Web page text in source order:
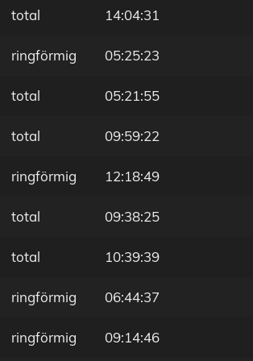
total 14:04:31
ringförmig 05:25:23
total 05:21:55
total 09:59:22
ringförmig 12:18:49
total 09:38:25
total 10:39:39
ringförmig 06:44:37
ringförmig 09:14:46